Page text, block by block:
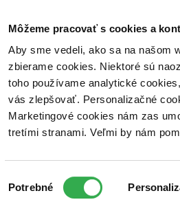
Môžeme pracovať s cookies a
Aby sme vedeli, ako sa na našom
zbierame cookies. Niektoré sú
toho používame analytické
vás zlepšovať. Personalizačné
Marketingové cookies nám zas
tretími stranami. Veľmi by nám
súhlasu
Potrebné
Poukážky Kontakt